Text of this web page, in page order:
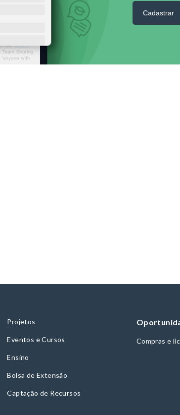
Projetos
Eventos e Cursos
Ensino
Bolsa de Extensão
Captação de Recursos
Compras e